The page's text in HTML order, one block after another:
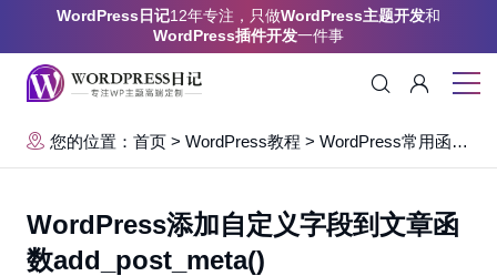
WordPress日记12年专注，只做WordPress主题开发和
WordPress插件开发一件事
您的位置：首页 > WordPress教程 > WordPress常用函数
WordPress添加自定义字段到文章函
数add_post_meta()